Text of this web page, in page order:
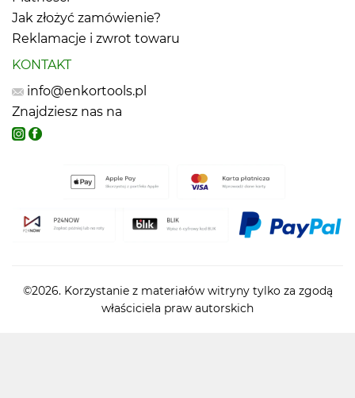
Jak złożyć zamówienie?
Reklamacje i zwrot towaru
KONTAKT
info@enkortools.pl
Znajdziesz nas na
©2026. Korzystanie z materiałów witryny tylko za zgodą
właściciela praw autorskich